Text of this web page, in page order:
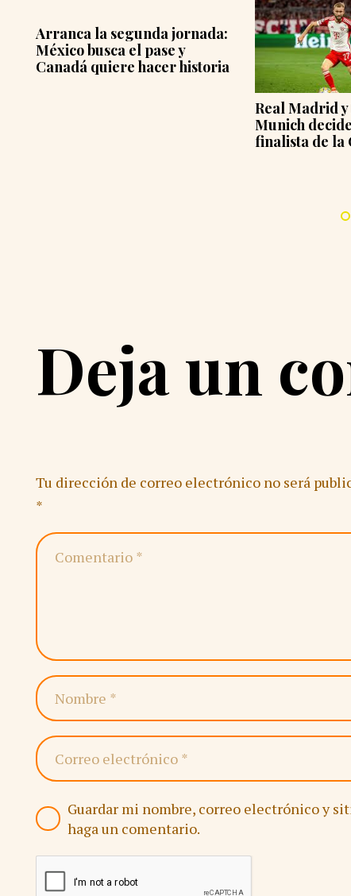
La Copa
2026 levanta
comienza la
gloria
Deja un
Tu dirección de correo electrónico no será
*
Guardar mi nombre, correo electrónico y
haga un comentario.